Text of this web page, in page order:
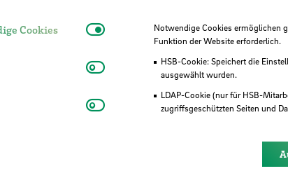
4195
Cookies Notwendige Cookies
Notwendige Cookies ermöglichen
Funktion der Website erforderlich.
HSB-Cookie: Speichert die
ausgewählt wurden.
LDAP-Cookie (nur für HSB-
zugriffsgeschützten Seiten und
Matomo
Youtube